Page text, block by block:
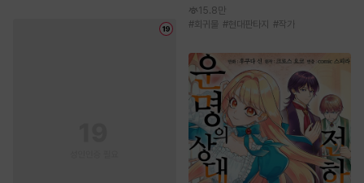
15.8만
#회귀물 #현대판타지 #작가